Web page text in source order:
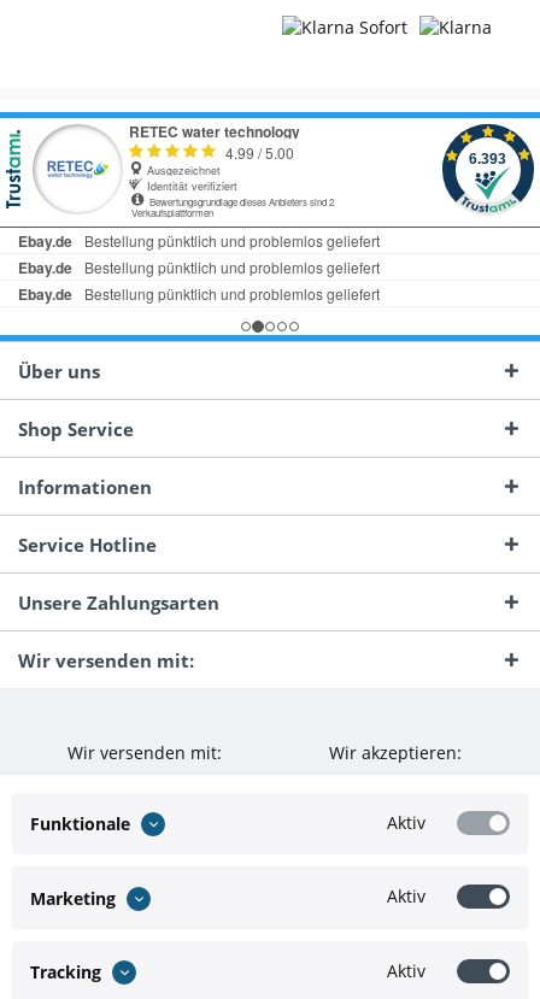
Über uns
Shop Service
Informationen
Service Hotline
Unsere Zahlungsarten
Wir versenden mit:
Wir versenden mit: Wir akzeptieren:
Funktionale Aktiv
Marketing Aktiv
Tracking Aktiv